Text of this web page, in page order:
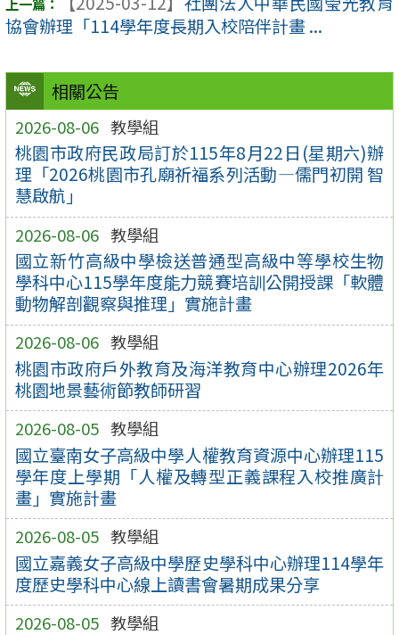
相關公告
2026-08-06 教學組
桃園市政府民政局訂於115年8月22日(星期六)辦
理「2026桃園市孔廟祈福系列活動—儒門初開 智
慧啟航」
2026-08-06 教學組
國立新竹高級中學檢送普通型高級中等學校生物
學科中心115學年度能力競賽培訓公開授課「軟體
動物解剖觀察與推理」實施計畫
2026-08-06 教學組
桃園市政府戶外教育及海洋教育中心辦理2026年
桃園地景藝術節教師研習
2026-08-05 教學組
國立臺南女子高級中學人權教育資源中心辦理115
學年度上學期「人權及轉型正義課程入校推廣計
畫」實施計畫
2026-08-05 教學組
國立嘉義女子高級中學歷史學科中心辦理114學年
度歷史學科中心線上讀書會暑期成果分享
2026-08-05 教學組
協會辦理「114學年度長期入校陪伴計畫 ...